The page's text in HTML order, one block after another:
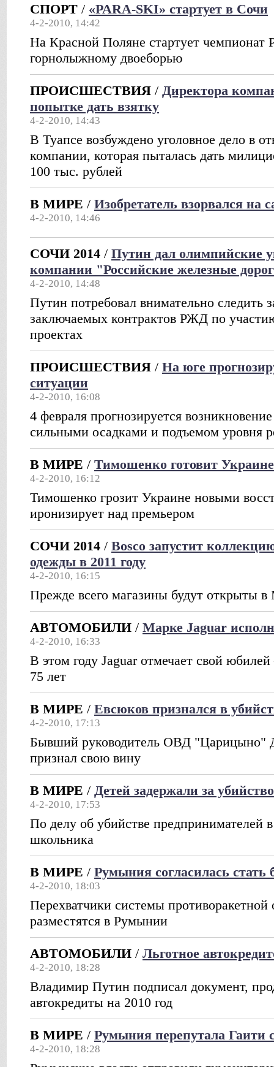
СПОРТ / «PARA-SKI» стартует в Сочи
4-2-2010, 14:42
На Красной Поляне стартует чемпионат
горнолыжному двоеборью
ПРОИСШЕСТВИЯ / Директора
попытке дать взятку
4-2-2010, 14:43
В Туапсе возбуждено уголовное дело в
компании, которая пыталась дать
100 тыс. рублей
В МИРЕ / Изобретатель взорвался на
4-2-2010, 14:46
СОЧИ 2014 / Путин дал олимпийские
компании "Российские железные
4-2-2010, 14:48
Путин потребовал внимательно следить
заключаемых контрактов РЖД по
проектах
ПРОИСШЕСТВИЯ / На юге
ситуации
4-2-2010, 16:08
4 февраля прогнозируется
сильными осадками и подъемом уровня
В МИРЕ / Тимошенко готовит
4-2-2010, 16:12
Тимошенко грозит Украине новыми
иронизирует над премьером
СОЧИ 2014 / Bosco запустит
одежды в 2011 году
4-2-2010, 16:15
Прежде всего магазины будут открыты
АВТОМОБИЛИ / Марке Jaguar
4-2-2010, 16:33
В этом году Jaguar отмечает свой
75 лет
В МИРЕ / Евсюков признался в
4-2-2010, 17:13
Бывший руководитель ОВД "Царицыно"
признал свою вину
В МИРЕ / Детей задержали за
4-2-2010, 17:53
По делу об убийстве предпринимателей
школьника
В МИРЕ / Румыния согласилась
4-2-2010, 18:03
Перехватчики системы
разместятся в Румынии
АВТОМОБИЛИ / Льготное
4-2-2010, 18:28
Владимир Путин подписал документ,
автокредиты на 2010 год
В МИРЕ / Румыния перепутала Гаити
4-2-2010, 18:28